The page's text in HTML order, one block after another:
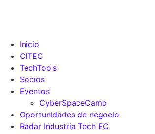
Inicio
CITEC
TechTools
Socios
Eventos
CyberSpaceCamp
Oportunidades de negocio
Radar Industria Tech EC